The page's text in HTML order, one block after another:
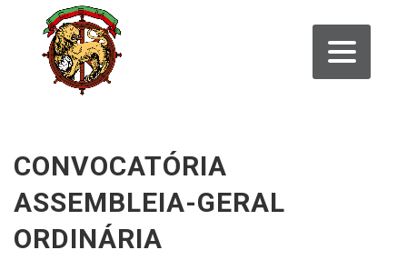
CONVOCATÓRIA
ASSEMBLEIA-GERAL
ORDINÁRIA